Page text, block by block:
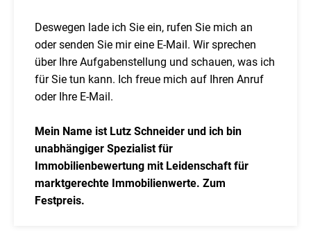
Deswegen lade ich Sie ein, rufen Sie mich an
oder senden Sie mir eine E-Mail. Wir sprechen
über Ihre Aufgabenstellung und schauen, was ich
für Sie tun kann. Ich freue mich auf Ihren Anruf
oder Ihre E-Mail.
Mein Name ist Lutz Schneider und ich bin
unabhängiger Spezialist für
Immobilienbewertung mit Leidenschaft für
marktgerechte Immobilienwerte. Zum
Festpreis.